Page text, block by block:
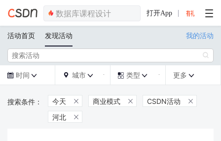
打开App
活动首页 发现活动 我的活动

 时间   城市   类型  更多 
今天  商业模式  CSDN活动 
河北 